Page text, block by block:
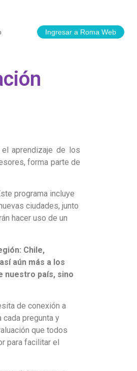
Ingresar a Roma Web
aprendizaje de los
forma parte de
programa incluye
ciudades, junto
hacer uso de un
Chile,
aún más a los
nuestro país, sino
de conexión a
cada pregunta y
que todos
para facilitar el